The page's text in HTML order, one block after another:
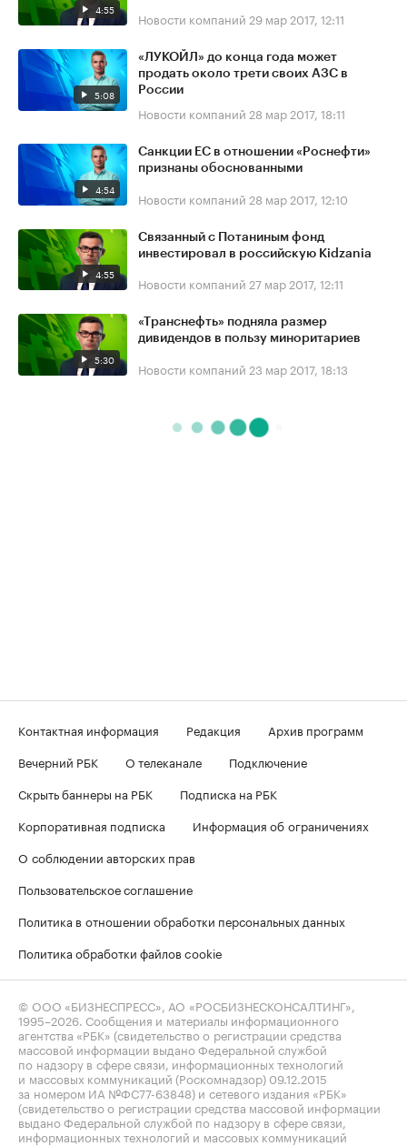
4:55 Новости компаний 29 мар 2017, 12:11
5:08
«ЛУКОЙЛ» до конца года может
продать около трети своих АЗС в
России
Новости компаний 28 мар 2017, 18:11
4:54
Санкции ЕС в отношении «Роснефти»
признаны обоснованными
Новости компаний 28 мар 2017, 12:10
4:55
Связанный с Потаниным фонд
инвестировал в российскую Kidzania
Новости компаний 27 мар 2017, 12:11
5:30
«Транснефть» подняла размер
дивидендов в пользу миноритариев
Новости компаний 23 мар 2017, 18:13
Контактная информация Редакция
Архив программ
Вечерний РБК
О телеканале
Подключение
Скрыть баннеры на РБК
Подписка на РБК
Корпоративная подписка
Информация об ограничениях
О соблюдении авторских прав
Пользовательское соглашение
Политика в отношении обработки персональных данных
Политика обработки файлов cookie
© ООО «БИЗНЕСПРЕСС», АО «РОСБИЗНЕСКОНСАЛТИНГ»,
1995–2026. Сообщения и материалы информационного
агентства «РБК» (свидетельство о регистрации средства
массовой информации выдано Федеральной службой
по надзору в сфере связи, информационных технологий
и массовых коммуникаций (Роскомнадзор) 09.12.2015
за номером ИА №ФС77-63848) и сетевого издания «РБК»
(свидетельство о регистрации средства массовой информации
выдано Федеральной службой по надзору в сфере связи,
информационных технологий и массовых коммуникаций